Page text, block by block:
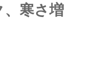
寒さ増